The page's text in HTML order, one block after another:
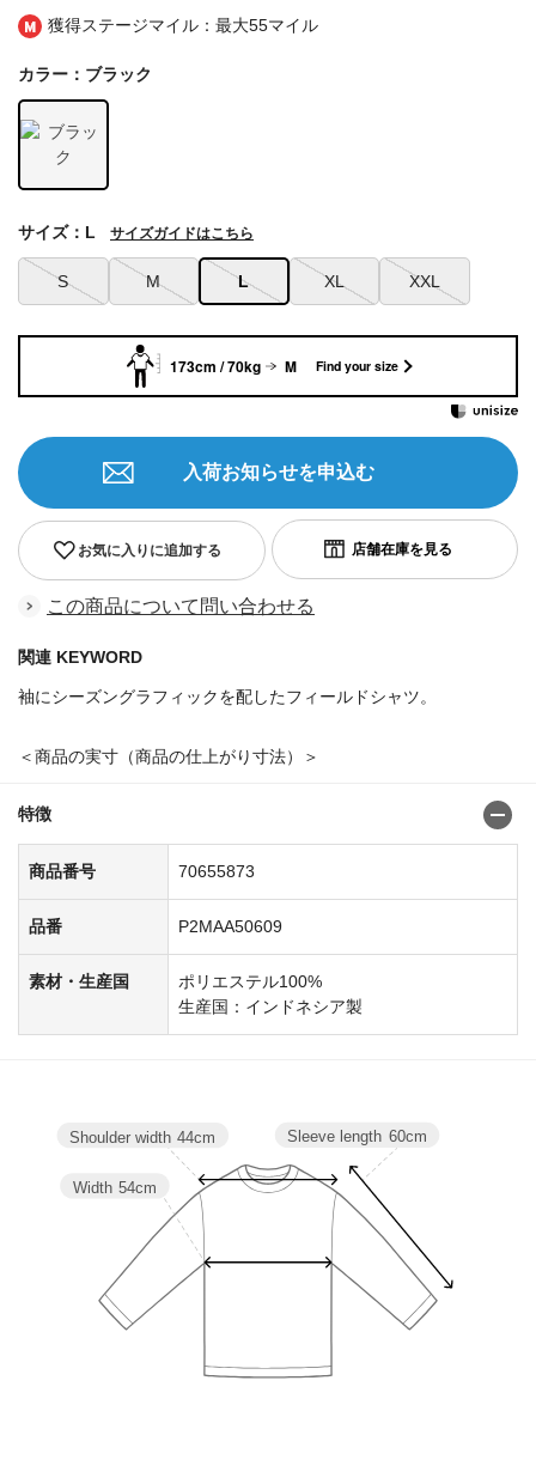
獲得ステージマイル：最大55マイル
カラー：ブラック
S M L XL XXL
サイズ：L サイズガイドはこちら
お気に入りに追加する
入荷お知らせを申込む
この商品について問い合わせる
関連 KEYWORD
袖にシーズングラフィックを配したフィールドシャツ。
＜商品の実寸（商品の仕上がり寸法）＞
特徴
商品番号 70655873
品番 P2MAA50609
素材・生産国
ポリエステル100%
生産国：インドネシア製
173cm / 70kg M Find your size
Sleeve length 60cm
Width 54cm
Shoulder width 44cm